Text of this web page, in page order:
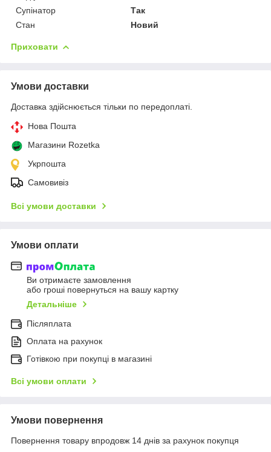
Супінатор
Так
Стан
Новий
Приховати
Умови доставки
Доставка здійснюється тільки по передоплаті.
Нова Пошта
Магазини Rozetka
Укрпошта
Самовивіз
Всі умови доставки
Умови оплати
Ви отримаєте замовлення
або гроші повернуться на вашу картку
Детальніше
Післяплата
Оплата на рахунок
Готівкою при покупці в магазині
Всі умови оплати
Умови повернення
Повернення товару впродовж 14 днів за рахунок покупця